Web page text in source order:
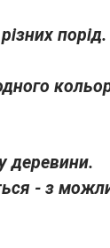
порід.
деревини.
- з